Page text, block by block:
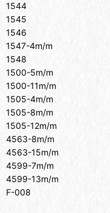
1544
1545
1546
1547-4m/m
1548
1500-5m/m
1500-11m/m
1505-4m/m
1505-8m/m
1505-12m/m
4563-8m/m
4563-15m/m
4599-7m/m
4599-13m/m
F-008